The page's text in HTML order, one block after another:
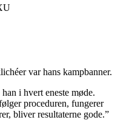
var hans kampbanner.
i hvert eneste møde.
proceduren, fungerer
bliver resultaterne gode.”